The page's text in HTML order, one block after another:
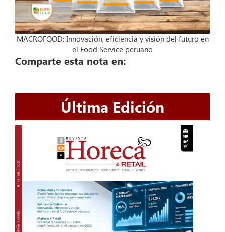
MACROFOOD: Innovación, eficiencia y visión del futuro en
el Food Service peruano
Comparte esta nota en:
Última Edición